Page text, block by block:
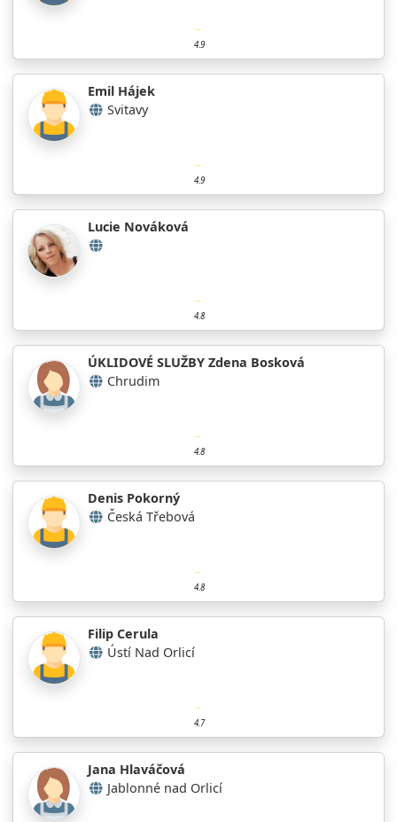
4.9
Emil Hájek
Svitavy
4.9
Lucie Nováková
4.8
ÚKLIDOVÉ SLUŽBY Zdena Bosková
Chrudim
4.8
Denis Pokorný
Česká Třebová
4.8
Filip Cerula
Ústí Nad Orlicí
4.7
Jana Hlaváčová
Jablonné nad Orlicí